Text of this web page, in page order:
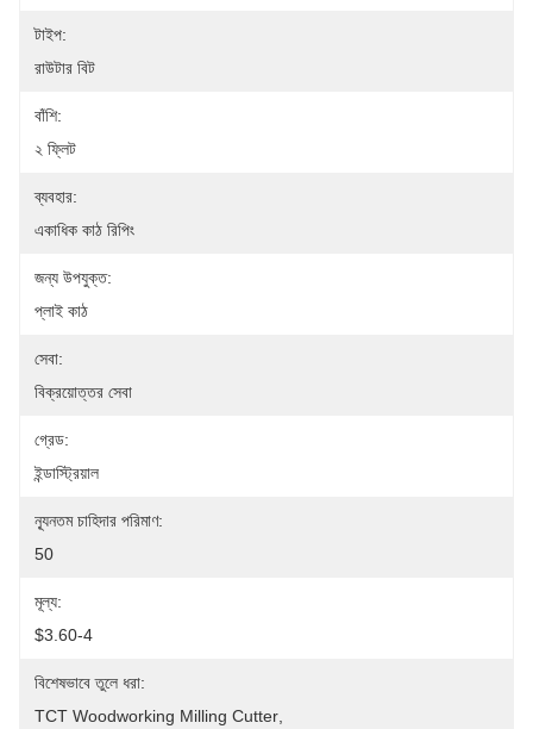
টাইপ:
রাউটার বিট
বাঁশি:
২ ফ্লিট
ব্যবহার:
একাধিক কাঠ রিপিং
জন্য উপযুক্ত:
প্লাই কাঠ
সেবা:
বিক্রয়োত্তর সেবা
গ্রেড:
ইন্ডাস্ট্রিয়াল
ন্যূনতম চাহিদার পরিমাণ:
50
মূল্য:
$3.60-4
বিশেষভাবে তুলে ধরা:
TCT Woodworking Milling Cutter